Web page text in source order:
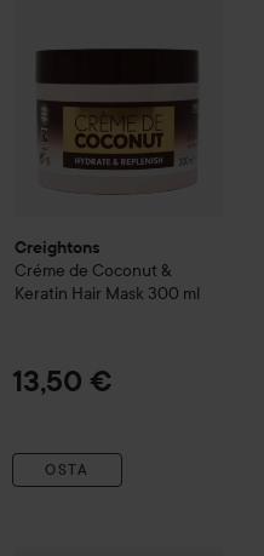
Creightons
Créme de Coconut &
Keratin Hair Mask 300 ml
13,50 €
OSTA